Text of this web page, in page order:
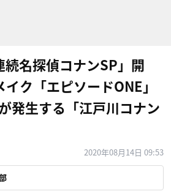
名探偵コナンSP」開
ク「エピソードONE」
発生する「江戸川コナン
2020年08月14日 09:53